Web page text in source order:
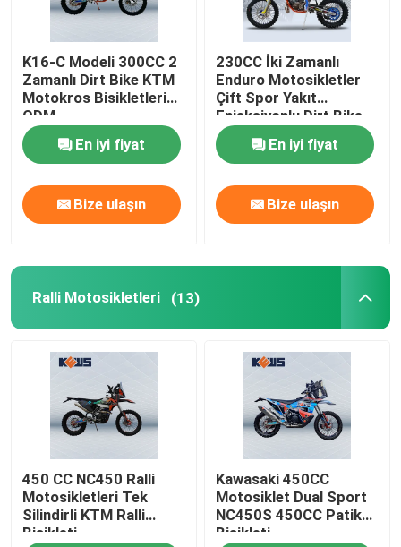
K16-C Modeli 300CC 2
Zamanlı Dirt Bike KTM
Motokros Bisikletleri
ODM
En iyi fiyat
Bize ulaşın
230CC İki Zamanlı
Enduro Motosikletler
Çift Spor Yakıt
Enjeksiyonlu Dirt Bike
En iyi fiyat
Bize ulaşın
Ralli Motosikletleri (13)
450 CC NC450 Ralli
Motosikletleri Tek
Silindirli KTM Ralli
Bisikleti
Kawasaki 450CC
Motosiklet Dual Sport
NC450S 450CC Patika
Bisikleti